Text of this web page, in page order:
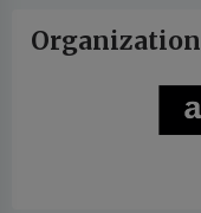
Organization